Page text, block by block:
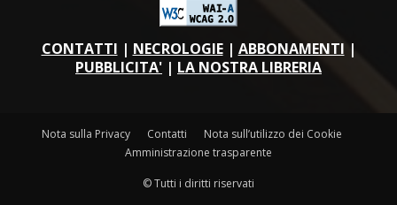
CONTATTI | NECROLOGIE| ABBONAMENTI |
PUBBLICITA' | LA NOSTRA LIBRERIA
Nota sulla Privacy Contatti
Nota sull’utilizzo dei Cookie
Amministrazione trasparente
© Tutti i diritti riservati